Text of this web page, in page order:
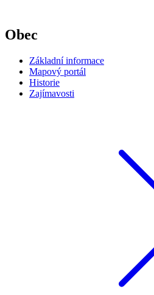
Obec
Základní informace
Mapový portál
Historie
Zajímavosti